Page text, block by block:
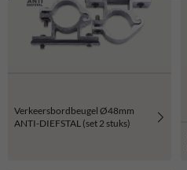
Verkeersbordbeugel Ø48mm
ANTI-DIEFSTAL (set 2 stuks)